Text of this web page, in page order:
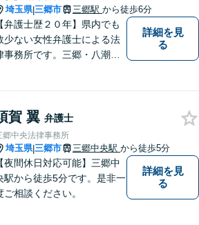
埼玉県|三郷市 三郷駅 から徒歩6分
【弁護士歴２０年】県内でも
少ない女性弁護士による法
事務所です。三郷・八潮・
詳細を見
る
賀 翼 弁護士
郷中央法律事務所
埼玉県|三郷市 三郷中央駅 から徒歩5分
【夜間休日対応可能】三郷中
駅から徒歩5分です。是非一
ご相談ください。
詳細を見
る